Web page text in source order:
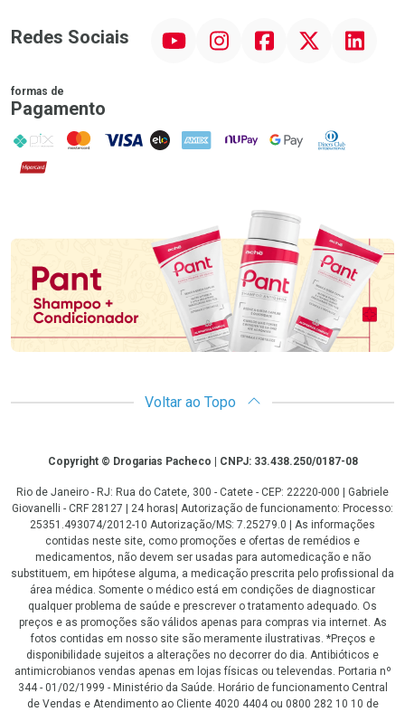
Redes Sociais InstagramFacebookTwitter Linkedin
formas de
Pagamento
PIX MasterCard
VISA ELO AMEX NuPay Google PayDiners Club
Hipercard
Promoção em Destaque
Voltar ao Topo
CopyrightCopyright © Drogarias Pacheco | CNPJ: 33.438.250/0187-08
Rio de Janeiro - RJ: Rua do Catete, 300 - Catete - CEP: 22220-000 | Gabriele
Giovanelli - CRF 28127 | 24 horas| Autorização de funcionamento: Processo:
25351.493074/2012-10 Autorização/MS: 7.25279.0 | As informações
contidas neste site, como promoções e ofertas de remédios e
medicamentos, não devem ser usadas para automedicação e não
substituem, em hipótese alguma, a medicação prescrita pelo profissional da
área médica. Somente o médico está em condições de diagnosticar
qualquer problema de saúde e prescrever o tratamento adequado. Os
preços e as promoções são válidos apenas para compras via internet. As
fotos contidas em nosso site são meramente ilustrativas. *Preços e
disponibilidade sujeitos a alterações no decorrer do dia. Antibióticos e
antimicrobianos vendas apenas em lojas físicas ou televendas. Portaria nº
344 - 01/02/1999 - Ministério da Saúde. Horário de funcionamento Central
de Vendas e Atendimento ao Cliente 4020 4404 ou 0800 282 10 10 de